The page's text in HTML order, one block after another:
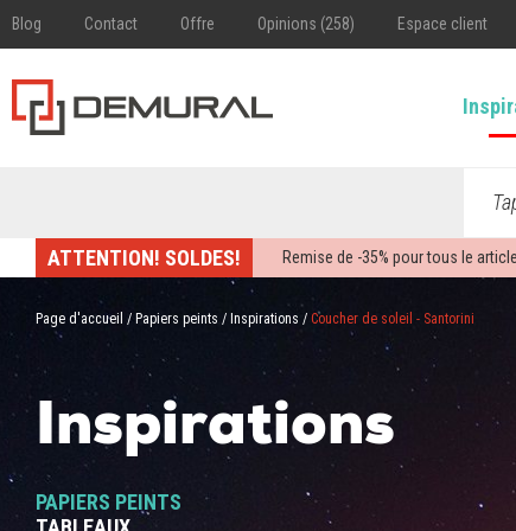
Blog Contact Offre Opinions (258) Espace client
ATTENTION! SOLDES! Remise de -35% pour tous le
Page d'accueil / Papiers peints / Inspirations / Coucher de soleil - Santorini
Inspirations
PAPIERS PEINTS